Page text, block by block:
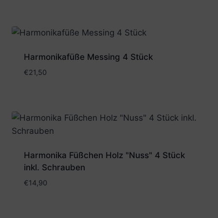
Harmonikafüße Messing 4 Stück
€21,50
Harmonika Füßchen Holz "Nuss" 4 Stück
inkl. Schrauben
€14,90